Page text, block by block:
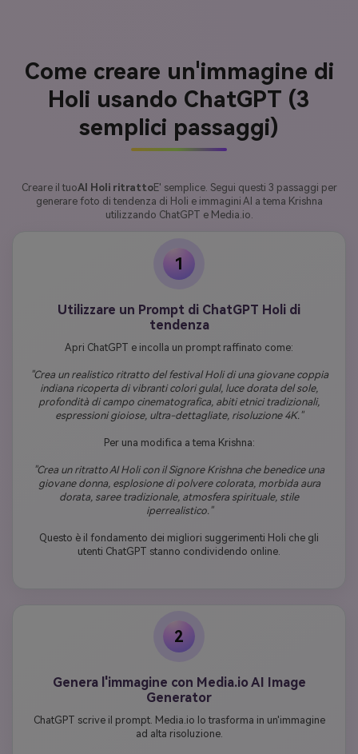
Come creare un'immagine di
Holi usando ChatGPT (3
semplici passaggi)
Creare il tuoAI Holi ritrattoE' semplice. Segui questi 3 passaggi per
generare foto di tendenza di Holi e immagini AI a tema Krishna
utilizzando ChatGPT e Media.io.
1
Utilizzare un Prompt di ChatGPT Holi di
tendenza
Apri ChatGPT e incolla un prompt raffinato come:
"Crea un realistico ritratto del festival Holi di una giovane coppia
indiana ricoperta di vibranti colori gulal, luce dorata del sole,
profondità di campo cinematografica, abiti etnici tradizionali,
espressioni gioiose, ultra-dettagliate, risoluzione 4K."
Per una modifica a tema Krishna:
"Crea un ritratto AI Holi con il Signore Krishna che benedice una
giovane donna, esplosione di polvere colorata, morbida aura
dorata, saree tradizionale, atmosfera spirituale, stile
iperrealistico."
Questo è il fondamento dei migliori suggerimenti Holi che gli
utenti ChatGPT stanno condividendo online.
2
Genera l'immagine con Media.io AI Image
Generator
ChatGPT scrive il prompt. Media.io lo trasforma in un'immagine
ad alta risoluzione.